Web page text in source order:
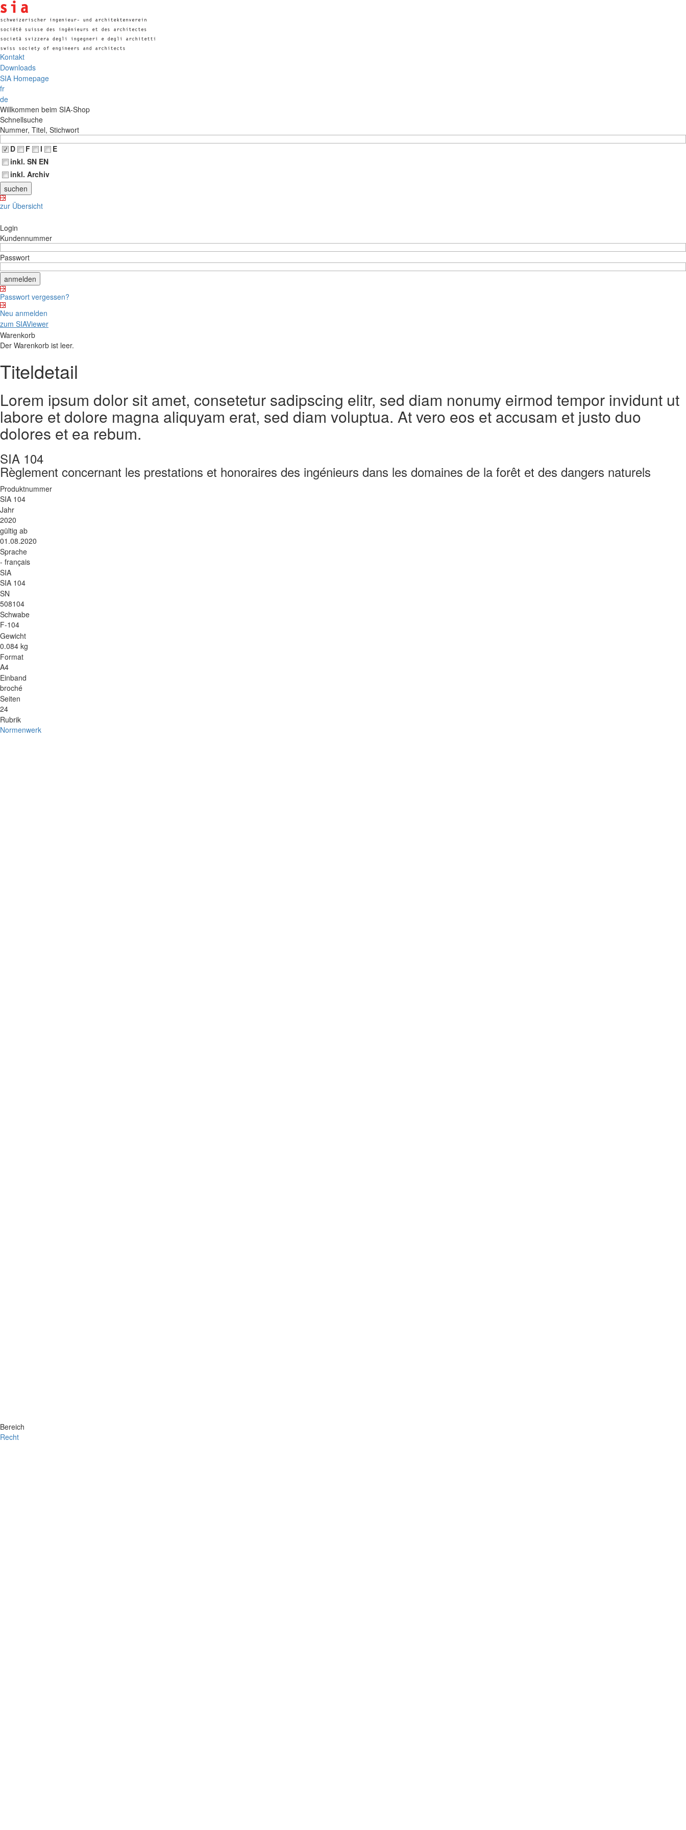
Kontakt
Downloads
SIA Homepage
fr
de
Willkommen beim SIA-Shop
Schnellsuche
Nummer, Titel, Stichwort
D
F I
E
inkl. SN EN
inkl. Archiv
zur Übersicht
Login
Kundennummer
Passwort
Passwort vergessen?
Neu anmelden
zum SIAViewer
Warenkorb
Der Warenkorb ist leer.
Titeldetail
Lorem ipsum dolor sit amet, consetetur sadipscing elitr, sed diam nonumy eirmod tempor invidunt ut
labore et dolore magna aliquyam erat, sed diam voluptua. At vero eos et accusam et justo duo
dolores et ea rebum.
SIA 104
Règlement concernant les prestations et honoraires des ingénieurs dans les domaines de la forêt et des dangers naturels
Produktnummer
SIA 104
Jahr
2020
gültig ab
01.08.2020
Sprache
- français
SIA
SIA 104
SN
508104
Schwabe
F-104
Gewicht
0.084 kg
Format
A4
Einband
broché
Seiten
24
Rubrik
Normenwerk
Bereich
Recht